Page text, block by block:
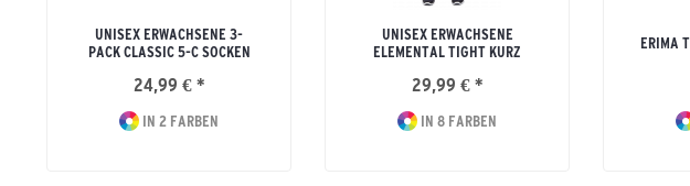
UNISEX ERWACHSENE 3-
PACK CLASSIC 5-C SOCKEN
24,99 € *
IN 2 FARBEN
UNISEX ERWACHSENE
ELEMENTAL TIGHT KURZ
29,99 € *
IN 8 FARBEN
ERIMA